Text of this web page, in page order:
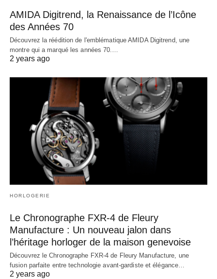
AMIDA Digitrend, la Renaissance de l’Icône
des Années 70
Découvrez la réédition de l'emblématique AMIDA Digitrend, une
montre qui a marqué les années 70.…
2 years ago
HORLOGERIE
Le Chronographe FXR-4 de Fleury
Manufacture : Un nouveau jalon dans
l’héritage horloger de la maison genevoise
Découvrez le Chronographe FXR-4 de Fleury Manufacture, une
fusion parfaite entre technologie avant-gardiste et élégance…
2 years ago